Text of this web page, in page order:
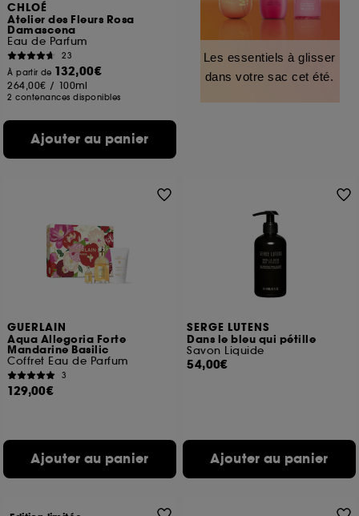
CHLOÉ
Atelier des Fleurs Rosa
Damascena
Eau de Parfum
23
À partir de 132,00€
264,00€ / 100ml
2 contenances disponibles
Ajouter au panier
Les essentiels à glisser
dans votre sac cet été.
GUERLAIN
Aqua Allegoria Forte
Mandarine Basilic
Coffret Eau de Parfum
3
129,00€
Ajouter au panier
SERGE LUTENS
Dans le bleu qui pétille
Savon Liquide
54,00€
Ajouter au panier